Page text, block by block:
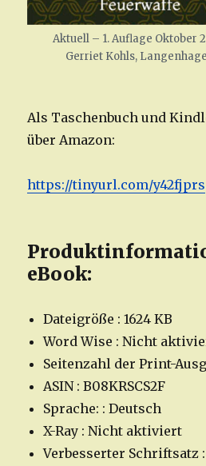
Aktuell – 1. Auflage Oktober
Gerriet Kohls,
Als Taschenbuch und
über Amazon:
https://tinyurl.com/y42fjprs
eBook:
Dateigröße : 1624 KB
Word Wise : Nicht
Seitenzahl der Print-
ASIN : B08KRSCS2F
Sprache: : Deutsch
X-Ray : Nicht aktiviert
Verbesserter Schriftsatz